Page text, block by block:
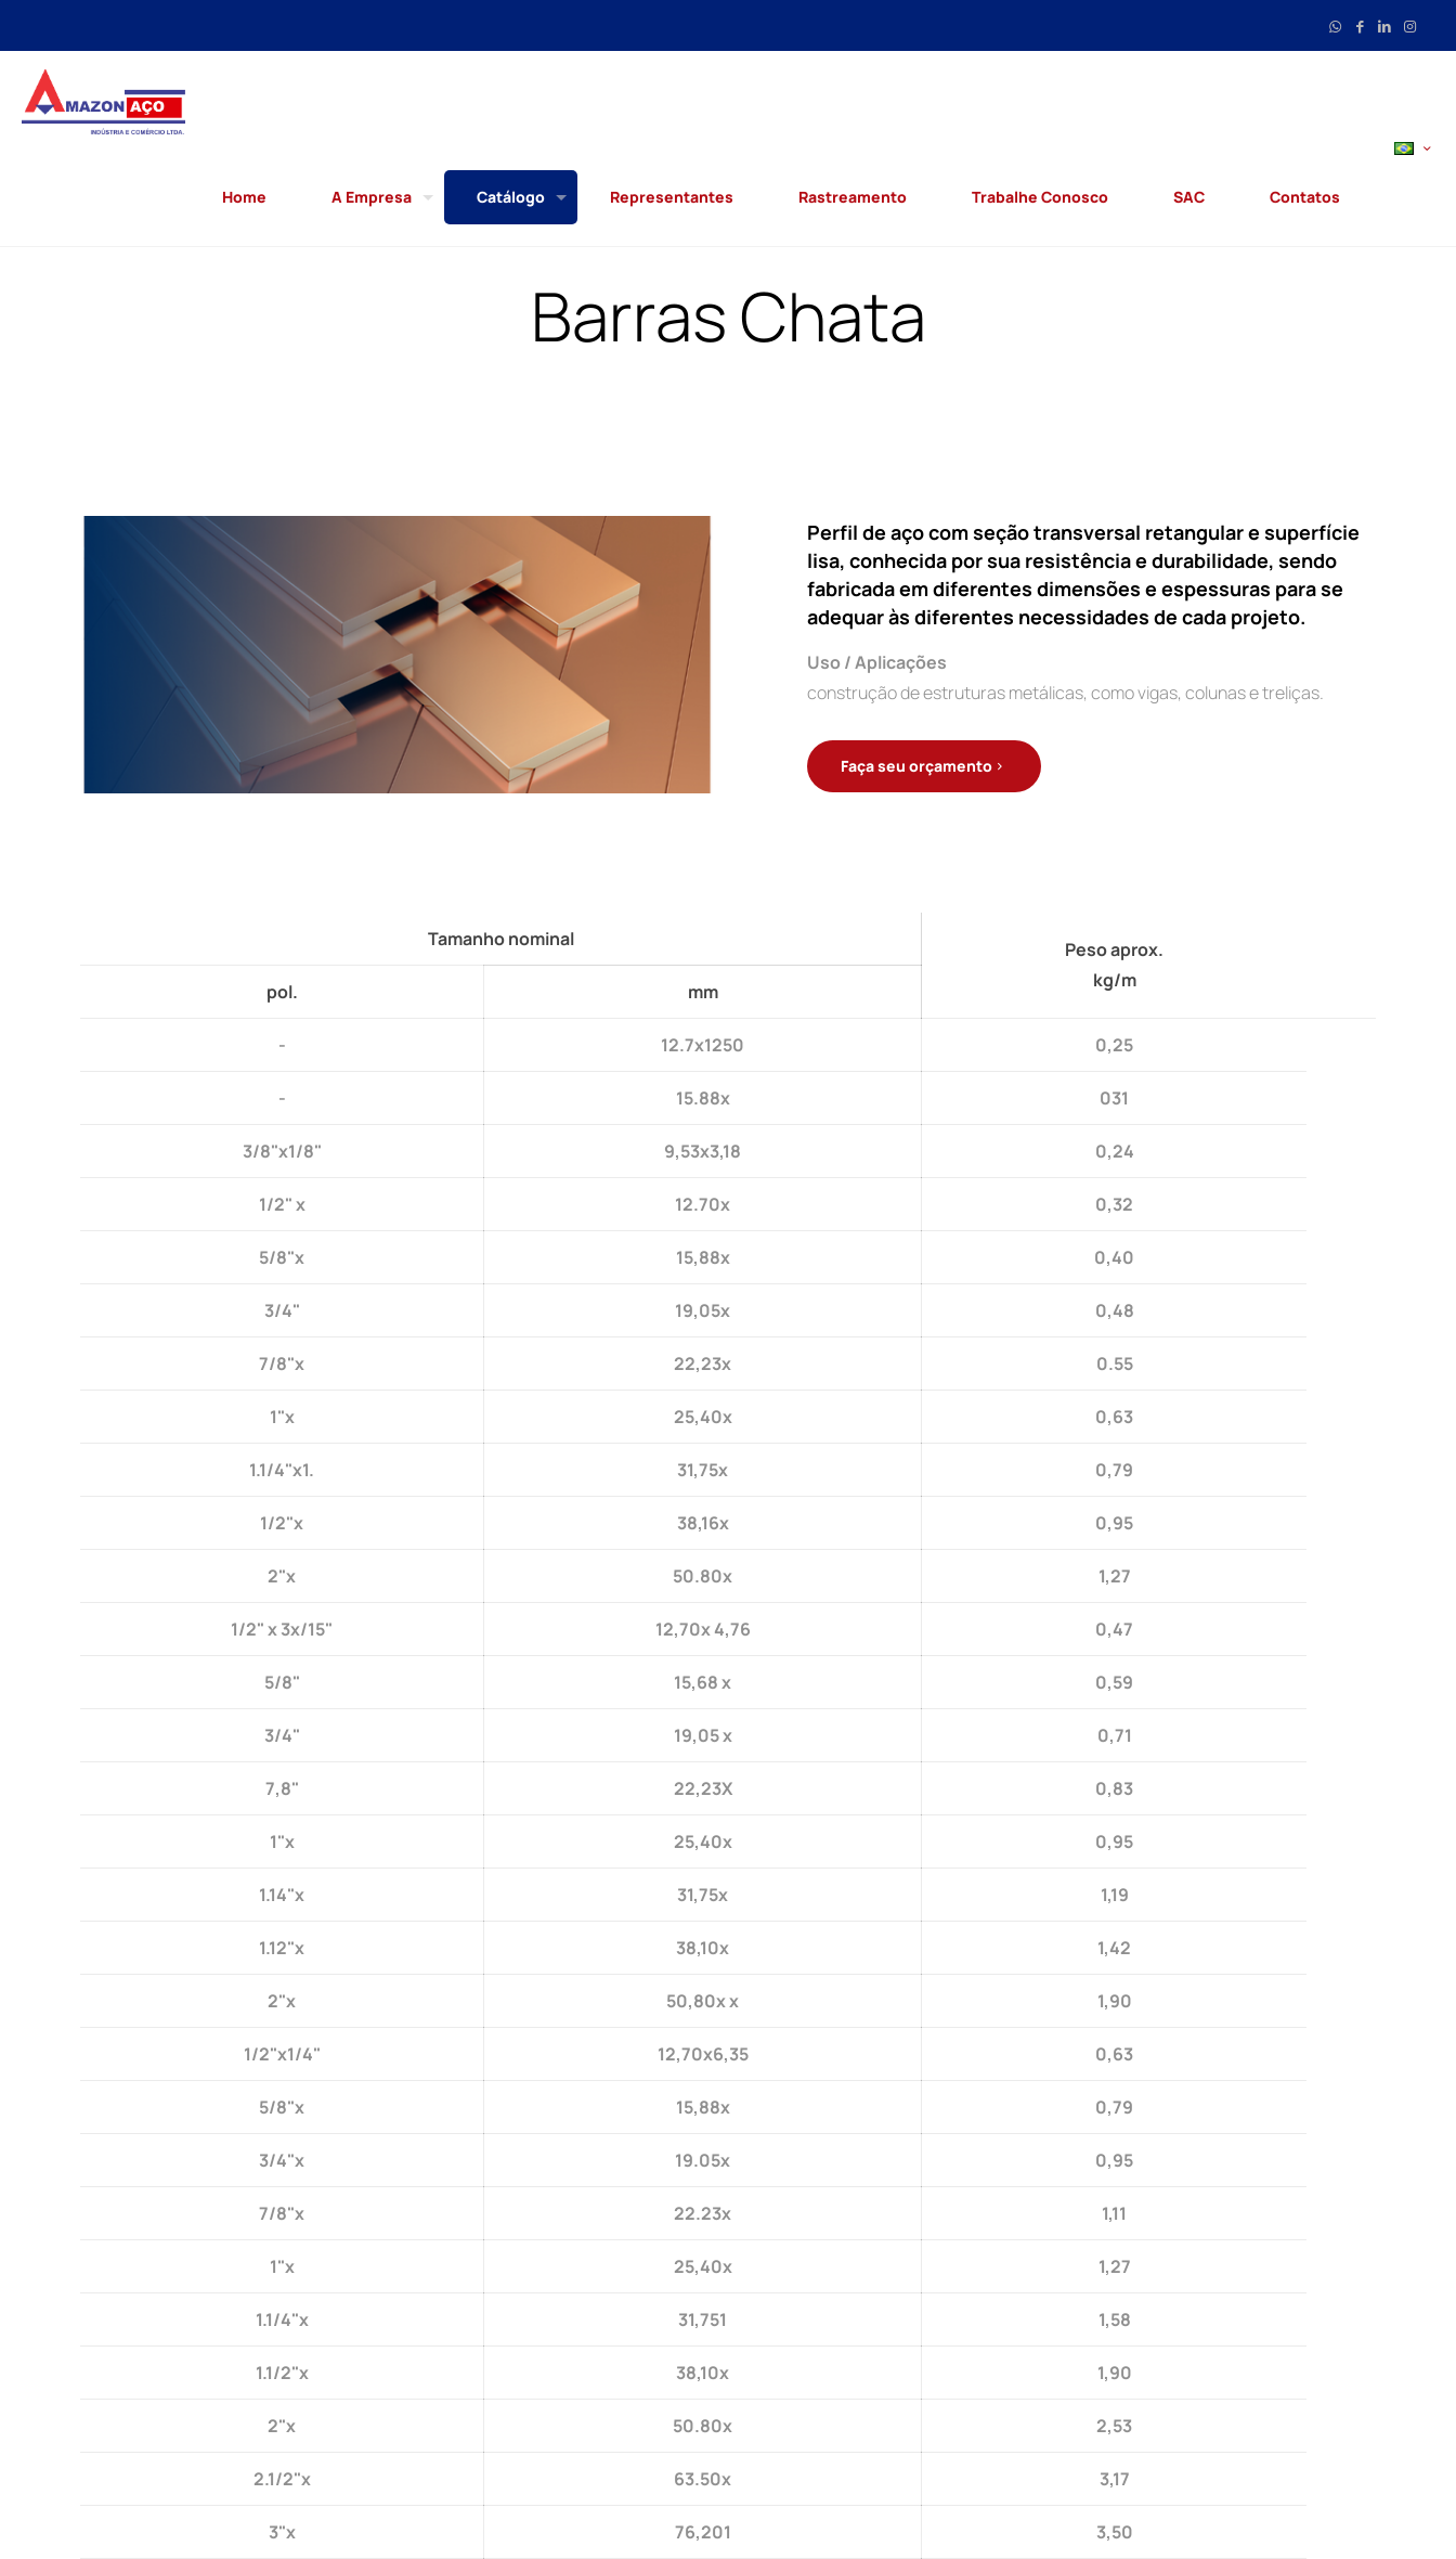
Home A Empresa Catálogo Representantes Rastreamento Trabalhe Conosco SAC Contatos
Barras Chata
Perfil de aço com seção transversal retangular e superfície
lisa, conhecida por sua resistência e durabilidade, sendo
fabricada em diferentes dimensões e espessuras para se
adequar às diferentes necessidades de cada projeto.
Uso / Aplicações
construção de estruturas metálicas, como vigas, colunas e treliças.
Faça seu orçamento
Tamanho nominal
Peso aprox.
kg/m
pol. mm
- 12.7x1250 0,25
- 15.88x 031
3/8"x1/8" 9,53x3,18 0,24
1/2" x 12.70x 0,32
5/8"x 15,88x 0,40
3/4" 19,05x 0,48
7/8"x 22,23x 0.55
1"x 25,40x 0,63
1.1/4"x1. 31,75x 0,79
1/2"x 38,16x 0,95
2"x 50.80x 1,27
1/2" x 3x/15" 12,70x 4,76 0,47
5/8" 15,68 x 0,59
3/4" 19,05 x 0,71
7,8" 22,23X 0,83
1"x 25,40x 0,95
1.14"x 31,75x 1,19
1.12"x 38,10x 1,42
2"x 50,80x x 1,90
1/2"x1/4" 12,70x6,35 0,63
5/8"x 15,88x 0,79
3/4"x 19.05x 0,95
7/8"x 22.23x 1,11
1"x 25,40x 1,27
1.1/4"x 31,751 1,58
1.1/2"x 38,10x 1,90
2"x 50.80x 2,53
2.1/2"x 63.50x 3,17
3"x 76,201 3,50